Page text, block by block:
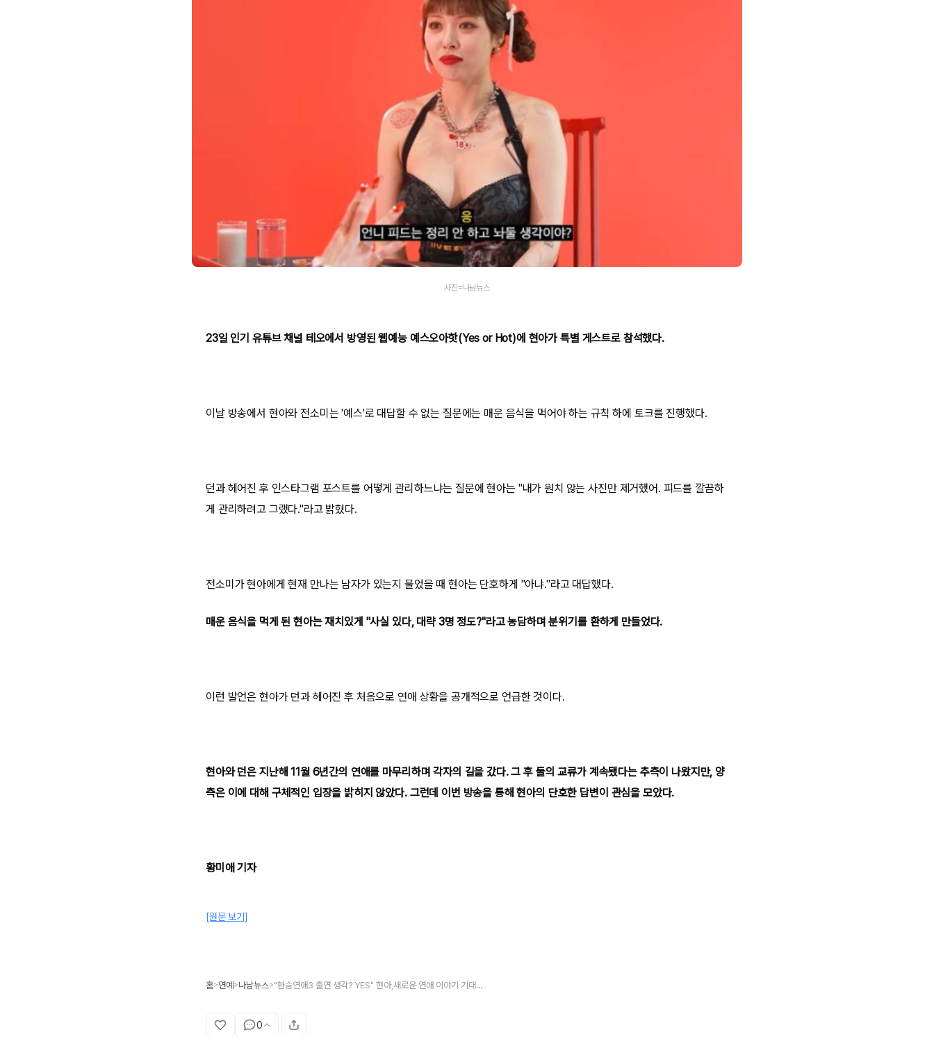
사진=나남뉴스
23일 인기 유튜브 채널 테오에서 방영된 웹예능 예스오아핫(Yes or Hot)에 현아가 특별 게스트로 참석했다.
이날 방송에서 현아와 전소미는 '예스'로 대답할 수 없는 질문에는 매운 음식을 먹어야 하는 규칙 하에 토크를 진행했다.
던과 헤어진 후 인스타그램 포스트를 어떻게 관리하느냐는 질문에 현아는 "내가 원치 않는 사진만 제거했어. 피드를 깔끔하
게 관리하려고 그랬다."라고 밝혔다.
전소미가 현아에게 현재 만나는 남자가 있는지 물었을 때 현아는 단호하게 "아냐."라고 대답했다.
매운 음식을 먹게 된 현아는 재치있게 "사실 있다, 대략 3명 정도?"라고 농담하며 분위기를 환하게 만들었다.
이런 발언은 현아가 던과 헤어진 후 처음으로 연애 상황을 공개적으로 언급한 것이다.
현아와 던은 지난해 11월 6년간의 연애를 마무리하며 각자의 길을 갔다. 그 후 둘의 교류가 계속됐다는 추측이 나왔지만, 양
측은 이에 대해 구체적인 입장을 밝히지 않았다. 그런데 이번 방송을 통해 현아의 단호한 답변이 관심을 모았다.
황미애 기자
[원문 보기]
홈>연예 >나남뉴스> "환승연애3 출연 생각? YES" 현아,새로운 연애 이야기 기대감 상승
0